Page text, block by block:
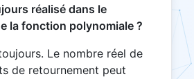
réalisé dans le
la fonction polynomiale ?
Le nombre réel de
de retournement peut